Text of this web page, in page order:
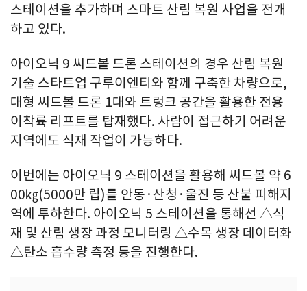
스테이션을 추가하며 스마트 산림 복원 사업을 전개
하고 있다.
아이오닉 9 씨드볼 드론 스테이션의 경우 산림 복원
기술 스타트업 구루이엔티와 함께 구축한 차량으로,
대형 씨드볼 드론 1대와 트렁크 공간을 활용한 전용
이착륙 리프트를 탑재했다. 사람이 접근하기 어려운
지역에도 식재 작업이 가능하다.
이번에는 아이오닉 9 스테이션을 활용해 씨드볼 약 6
00㎏(5000만 립)를 안동·산청·울진 등 산불 피해지
역에 투하한다. 아이오닉 5 스테이션을 통해선 △식
재 및 산림 생장 과정 모니터링 △수목 생장 데이터화
△탄소 흡수량 측정 등을 진행한다.